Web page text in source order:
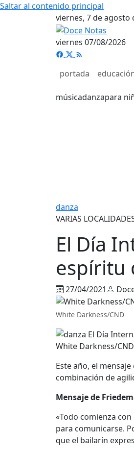
Saltar al contenido principal
viernes, 7 de agosto
viernes 07/08/2026
portada
músicadanzapara
danza
VARIAS
El Día
espíritu
27/04/2021
White Darkness/CND
White Darkness/CND
Este año, el
combinación de
Mensaje de
«Todo comienza
para comunicarse.
que el bailarín